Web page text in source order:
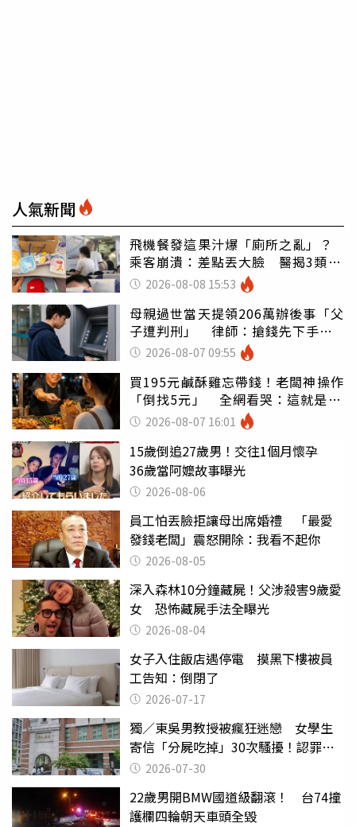
人氣新聞
飛機餐發這果汁爆「廁所之亂」？
乘客崩潰：差點丟大臉 醫揭3類人
別亂喝
2026-08-08 15:53
母親過世當天提領206萬辦後事「父
子遭判刑」 律師：搶錢先下手是
罪 2026-08-07 09:55
買195元鹹酥雞忘帶錢！老闆神操作
「倒找5元」 全網看哭：這就是台
灣 2026-08-07 16:01
15歲倒追27歲男！交往1個月懷孕
36歲當阿嬤故事曝光
2026-08-06
員工怕丟臉拒讓母出席婚禮 「最愛
發錢老闆」震怒開除：我看不起你
2026-08-05
深入森林10分鐘藏屍！父涉殺害9歲愛
女 恐怖藏屍手法全曝光
2026-08-04
女子入住飯店遇停電 摸黑下樓被員
工告知：倒閉了
2026-07-17
獨／東吳男教授被瘋狂迷戀 女學生
寄信「分屍吃掉」30次騷擾！認罪免
關 2026-07-30
22歲男開BMW國道級翻滾！ 台74撞
護欄四輪朝天車頭全毀